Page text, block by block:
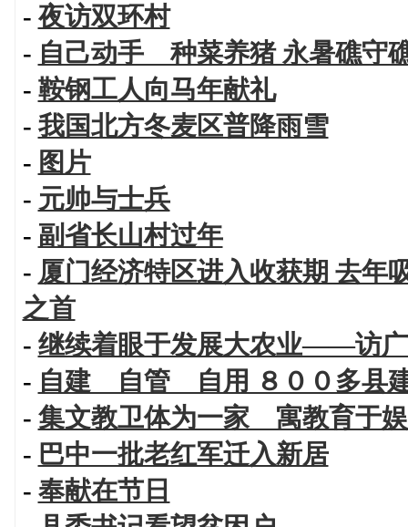
- 夜访双环村
- 自己动手 种菜养猪 永暑礁守
- 鞍钢工人向马年献礼
- 我国北方冬麦区普降雨雪
- 图片
- 元帅与士兵
- 副省长山村过年
- 厦门经济特区进入收获期 去年
之首
- 继续着眼于发展大农业——访
- 自建 自管 自用 ８００多县
- 集文教卫体为一家 寓教育于
- 巴中一批老红军迁入新居
- 奉献在节日